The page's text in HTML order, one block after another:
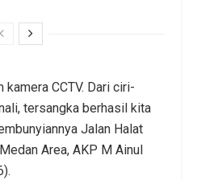
CCTV. Dari ciri-
tersangka berhasil kita
Jalan Halat
Area, AKP M Ainul